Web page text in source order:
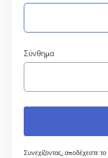
Σύνθημα
Συνεχίζοντας, αποδέχεστε το